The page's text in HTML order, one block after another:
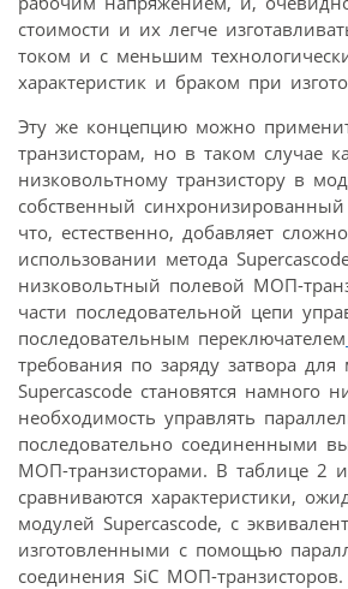
стоимости и их легче
током и с меньшим
характеристик и браком при
Эту же концепцию можно
транзисторам, но в таком случае
низковольтному транзистору в
собственный синхронизированный
что, естественно, добавляет
использовании метода
низковольтный полевой МОП-
части последовательной цепи
последовательным переключателем
требования по заряду затвора для
Supercascode становятся намного
необходимость управлять
последовательно соединенными
МОП-транзисторами. В таблице 2
сравниваются характеристики,
модулей Supercascode, с
изготовленными с помощью
соединения SiC МОП-транзисторов.